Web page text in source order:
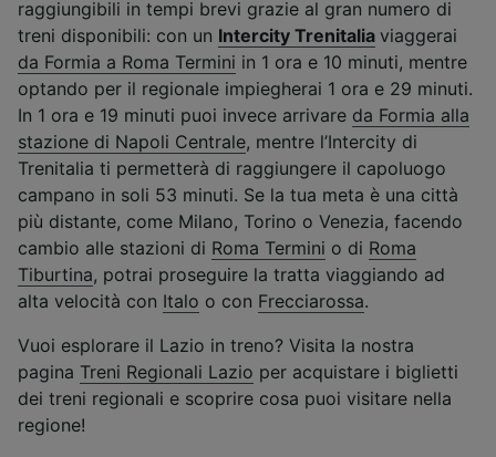
raggiungibili in tempi brevi grazie al gran numero di
treni disponibili: con un Intercity Trenitalia viaggerai
da Formia a Roma Termini in 1 ora e 10 minuti, mentre
optando per il regionale impiegherai 1 ora e 29 minuti.
In 1 ora e 19 minuti puoi invece arrivare da Formia alla
stazione di Napoli Centrale, mentre l’Intercity di
Trenitalia ti permetterà di raggiungere il capoluogo
campano in soli 53 minuti. Se la tua meta è una città
più distante, come Milano, Torino o Venezia, facendo
cambio alle stazioni di Roma Termini o di Roma
Tiburtina, potrai proseguire la tratta viaggiando ad
alta velocità con Italo o con Frecciarossa.
Vuoi esplorare il Lazio in treno? Visita la nostra
pagina Treni Regionali Lazio per acquistare i biglietti
dei treni regionali e scoprire cosa puoi visitare nella
regione!